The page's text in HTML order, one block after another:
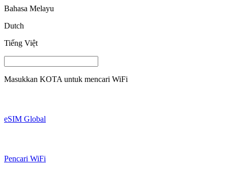
Bahasa Melayu
Dutch
Tiếng Việt
Masukkan KOTA untuk mencari WiFi
eSIM Global
Pencari WiFi